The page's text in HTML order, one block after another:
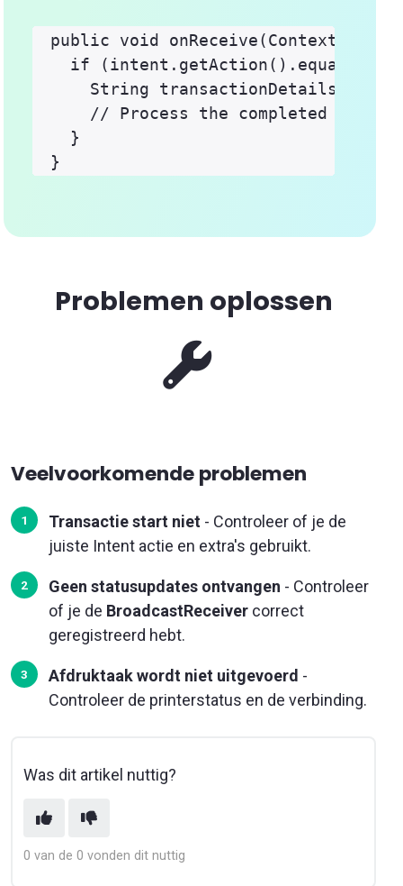
public void onReceive(Context
if
String transactionDetails =
// Process the completed
  }
Problemen oplossen
Veelvoorkomende problemen
Transactie start niet - Controleer of je de
juiste Intent actie en extra's gebruikt.
Geen statusupdates ontvangen - Controleer
of je de BroadcastReceiver correct
geregistreerd hebt.
Afdruktaak wordt niet uitgevoerd -
Controleer de printerstatus en de verbinding.
Was dit artikel nuttig?
0 van de 0 vonden dit nuttig